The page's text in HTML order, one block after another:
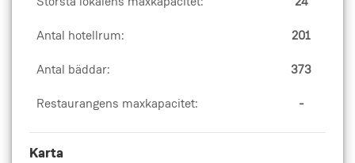
Antal hotellrum: 201
Antal bäddar: 373
Restaurangens maxkapacitet: -
Karta